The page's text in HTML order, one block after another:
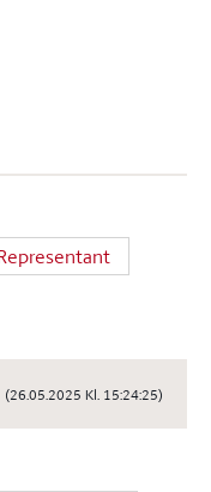
(26.05.2025 Kl. 15:24:25)